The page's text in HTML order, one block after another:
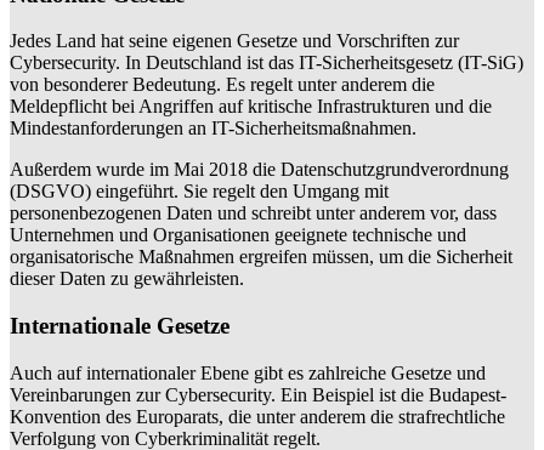
Jedes Land hat seine eigenen Gesetze und Vorschriften zur
Cybersecurity. In Deutschland ist das IT-Sicherheitsgesetz (IT-SiG)
von besonderer Bedeutung. Es regelt unter anderem die
Meldepflicht bei Angriffen auf kritische Infrastrukturen und die
Mindestanforderungen an IT-Sicherheitsmaßnahmen.
Außerdem wurde im Mai 2018 die Datenschutzgrundverordnung
(DSGVO) eingeführt. Sie regelt den Umgang mit
personenbezogenen Daten und schreibt unter anderem vor, dass
Unternehmen und Organisationen geeignete technische und
organisatorische Maßnahmen ergreifen müssen, um die Sicherheit
dieser Daten zu gewährleisten.
Internationale Gesetze
Auch auf internationaler Ebene gibt es zahlreiche Gesetze und
Vereinbarungen zur Cybersecurity. Ein Beispiel ist die Budapest-
Konvention des Europarats, die unter anderem die strafrechtliche
Verfolgung von Cyberkriminalität regelt.